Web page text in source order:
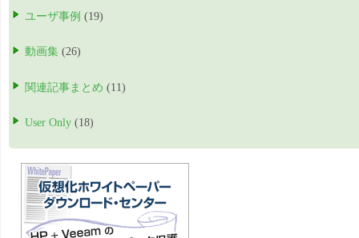
ユーザ事例 (19)
動画集 (26)
関連記事まとめ (11)
User Only (18)